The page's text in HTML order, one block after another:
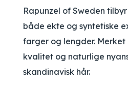
Rapunzel of Sweden
både ekte og syntetiske
farger og lengder. Merket
kvalitet og naturlige
skandinavisk hår.